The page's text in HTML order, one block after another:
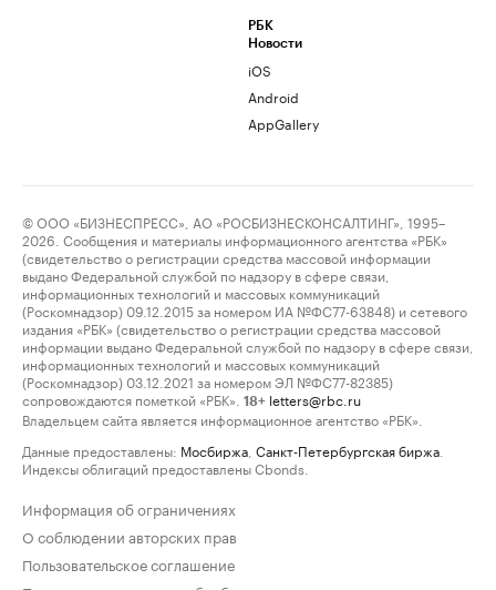
РБК
Новости
iOS
Android
AppGallery
© ООО «БИЗНЕСПРЕСС», АО «РОСБИЗНЕСКОНСАЛТИНГ», 1995–
2026. Сообщения и материалы информационного агентства «РБК»
(свидетельство о регистрации средства массовой информации
выдано Федеральной службой по надзору в сфере связи,
информационных технологий и массовых коммуникаций
(Роскомнадзор) 09.12.2015 за номером ИА №ФС77-63848) и сетевого
издания «РБК» (свидетельство о регистрации средства массовой
информации выдано Федеральной службой по надзору в сфере связи,
информационных технологий и массовых коммуникаций
(Роскомнадзор) 03.12.2021 за номером ЭЛ №ФС77-82385)
сопровождаются пометкой «РБК».
18+ letters@rbc.ru
Владельцем сайта является информационное агентство «РБК».
Данные предоставлены: Мосбиржа Санкт-Петербургская биржа
Индексы облигаций предоставлены Cbonds.
Информация об ограничениях
О соблюдении авторских прав
Пользовательское соглашение